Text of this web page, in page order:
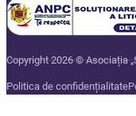
Copyright 2026 © Asociația
Politica de confidențialitate